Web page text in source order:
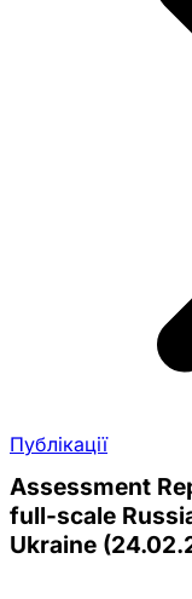
Публікації
Assessment
full-scale
Ukraine